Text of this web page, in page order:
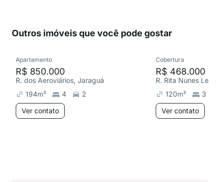
Outros imóveis que você pode gostar
Apartamento
R$ 850.000
R. dos Aeroviários, Jaraguá
194m² 4
2
Ver contato
Cobertura
R$ 468.000
R. Rita Nunes
120m²
3
Ver contato